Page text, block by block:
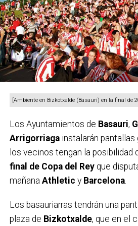
Alumn@s con las
COMIENZO EN ETXEBARRI DEL
LA COMARCA
Esta acción es la primera de un
desarrollará Udaltalde 21 Nerbioi-
próximos meses en los once
comarca, denominado
[Ambiente en Bizkotxalde (Basauri) en la final de
Los Ayuntamientos de Basauri,
Arrigorriagainstalarán pantallas
los vecinos tengan la posibilidad
final de Copa del Reyque
mañana Athletic y Barcelona.
Los basauriarras tendrán una
plaza de Bizkotxalde, que en el